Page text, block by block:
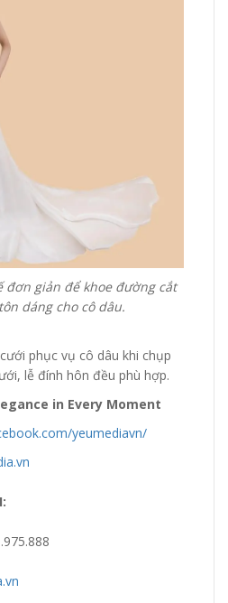
đơn giản để khoe đường cắt
dáng cho cô dâu.
phục vụ cô dâu khi chụp
lễ đính hôn đều phù hợp.
in Every Moment
yeumediavn/